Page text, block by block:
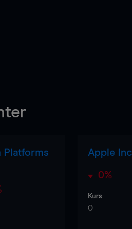
Platforms
Apple Inc
0%
Kurs
0